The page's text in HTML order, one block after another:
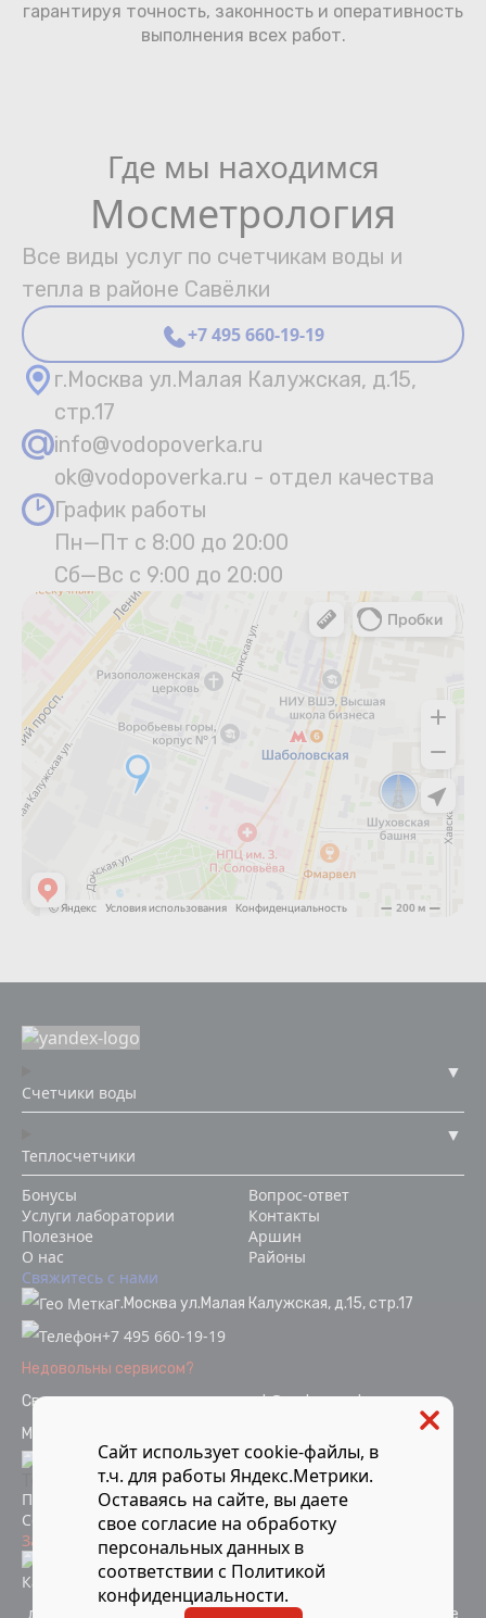
гарантируя точность, законность и оперативность
выполнения всех работ.
Где мы находимся
Мосметрология
Все виды услуг по счетчикам воды и
тепла в районе Савёлки
+7 495 660-19-19
г.Москва ул.Малая Калужская, д.15,
стр.17
info@vodopoverka.ru
ok@vodopoverka.ru - отдел качества
График работы
Пн—Пт с 8:00 до 20:00
Сб—Вс с 9:00 до 20:00
Счетчики воды
Теплосчетчики
Бонусы
Услуги лаборатории
Полезное
О нас
Вопрос-ответ
Контакты
Аршин
Районы
Свяжитесь с нами
г.Москва ул.Малая Калужская, д.15, стр.17
+7 495 660-19-19
Недовольны сервисом?
Связаться с отделом качестваok@vodopoverka.ru
Мы в социальных сетях:
Политика конфиденциальности
Согласие на обработку персональных данных
Защита от мошенников
Информация об аккредитации
Карта сайта
Компания Мосметрология © 2021-2026 Все материалы
Сайт использует cookie-файлы, в
т.ч. для работы Яндекс.Метрики.
Оставаясь на сайте, вы даете
своесогласие на обработку
персональных данных в
соответствии с Политикой
конфиденциальности.